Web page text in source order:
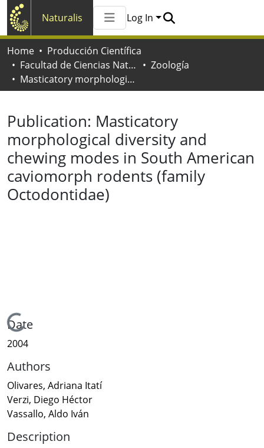
Naturalis
All of Naturalis
Log In
Home
Producción Científica
Facultad de Ciencias Naturales y Museo
Zoología
Masticatory morphological diversity and chewing modes in South American caviomorph rodents (family Octodontidae)
Publication: Masticatory
morphological diversity and
chewing modes in South American
caviomorph rodents (family
Octodontidae)
Loading...
Date
2004
Authors
Olivares, Adriana Itatí
Verzi, Diego Héctor
Vassallo, Aldo Iván
Description